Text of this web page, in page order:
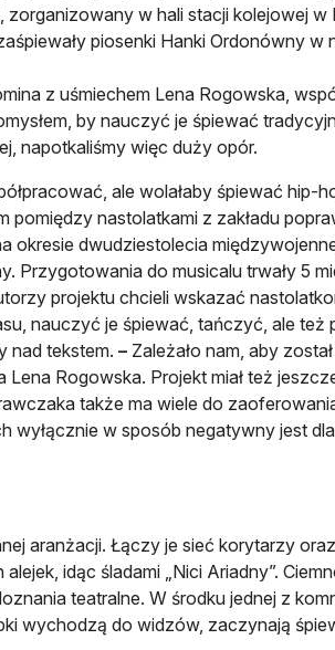
zorganizowany w hali stacji kolejowej
piosenki Hanki Ordonówny w
z uśmiechem Lena Rogowska,
by nauczyć je śpiewać
napotkaliśmy więc duży opór.
ale wolałaby śpiewać hip-
pomiędzy nastolatkami z zakładu
okresie dwudziestolecia
do musicalu trwały 5
projektu chcieli wskazać
nauczyć je śpiewać, tańczyć, ale też
nad tekstem. – Zależało nam, aby
Lena Rogowska. Projekt miał też
także ma wiele do
wyłącznie w sposób negatywny jest
aranżacji. Łączy je sieć korytarzy
idąc śladami „Nici Ariadny”.
teatralne. W środku jednej z
wychodzą do widzów, zaczynają